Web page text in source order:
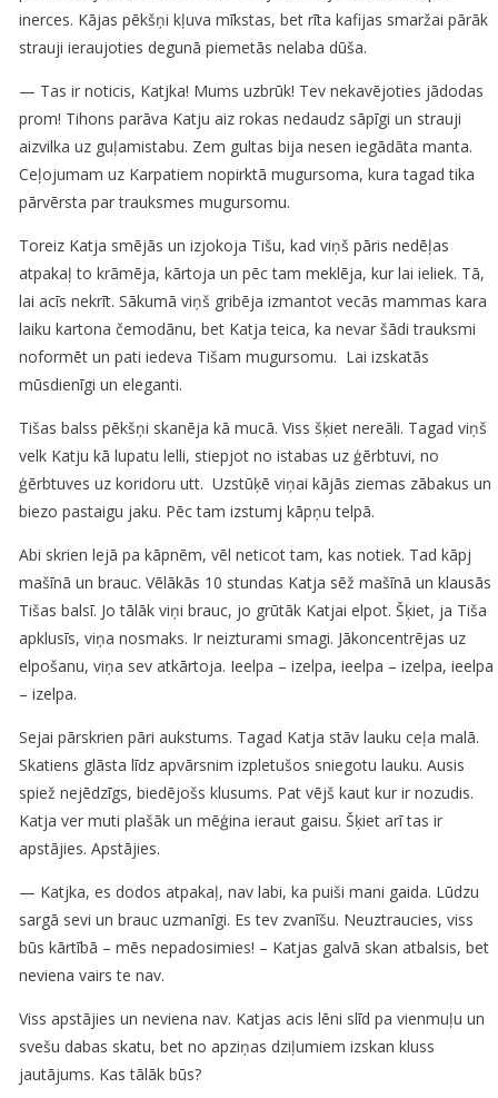
inerces. Kājas pēkšņi kļuva mīkstas, bet rīta kafijas smaržai pārāk
strauji ieraujoties degunā piemetās nelaba dūša.
— Tas ir noticis, Katjka! Mums uzbrūk! Tev nekavējoties jādodas
prom! Tihons parāva Katju aiz rokas nedaudz sāpīgi un strauji
aizvilka uz guļamistabu. Zem gultas bija nesen iegādāta manta.
Ceļojumam uz Karpatiem nopirktā mugursoma, kura tagad tika
pārvērsta par trauksmes mugursomu.
Toreiz Katja smējās un izjokoja Tišu, kad viņš pāris nedēļas
atpakaļ to krāmēja, kārtoja un pēc tam meklēja, kur lai ieliek. Tā,
lai acīs nekrīt. Sākumā viņš gribēja izmantot vecās mammas kara
laiku kartona čemodānu, bet Katja teica, ka nevar šādi trauksmi
noformēt un pati iedeva Tišam mugursomu. Lai izskatās
mūsdienīgi un eleganti.
Tišas balss pēkšņi skanēja kā mucā. Viss šķiet nereāli. Tagad viņš
velk Katju kā lupatu lelli, stiepjot no istabas uz ģērbtuvi, no
ģērbtuves uz koridoru utt. Uzstūķē viņai kājās ziemas zābakus un
biezo pastaigu jaku. Pēc tam izstumj kāpņu telpā.
Abi skrien lejā pa kāpnēm, vēl neticot tam, kas notiek. Tad kāpj
mašīnā un brauc. Vēlākās 10 stundas Katja sēž mašīnā un klausās
Tišas balsī. Jo tālāk viņi brauc, jo grūtāk Katjai elpot. Šķiet, ja Tiša
apklusīs, viņa nosmaks. Ir neizturami smagi. Jākoncentrējas uz
elpošanu, viņa sev atkārtoja. Ieelpa – izelpa, ieelpa – izelpa, ieelpa
– izelpa.
Sejai pārskrien pāri aukstums. Tagad Katja stāv lauku ceļa malā.
Skatiens glāsta līdz apvārsnim izpletušos sniegotu lauku. Ausis
spiež nejēdzīgs, biedējošs klusums. Pat vējš kaut kur ir nozudis.
Katja ver muti plašāk un mēģina ieraut gaisu. Šķiet arī tas ir
apstājies. Apstājies.
— Katjka, es dodos atpakaļ, nav labi, ka puiši mani gaida. Lūdzu
sargā sevi un brauc uzmanīgi. Es tev zvanīšu. Neuztraucies, viss
būs kārtībā – mēs nepadosimies! – Katjas galvā skan atbalsis, bet
neviena vairs te nav.
Viss apstājies un neviena nav. Katjas acis lēni slīd pa vienmuļu un
svešu dabas skatu, bet no apziņas dziļumiem izskan kluss
jautājums. Kas tālāk būs?